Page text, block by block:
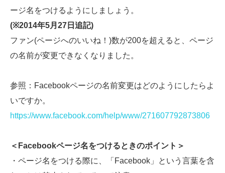
ージ名をつけるようにしましょう。
(※2014年5月27日追記)
ファン(ページへのいいね！)数が200を超えると、ページ
の名前が変更できなくなりました。
参照：Facebookページの名前変更はどのようにしたらよ
いですか。
https://www.facebook.com/help/www/271607792873806
＜Facebookページ名をつけるときのポイント＞
・ページ名をつける際に、「Facebook」という言葉を含